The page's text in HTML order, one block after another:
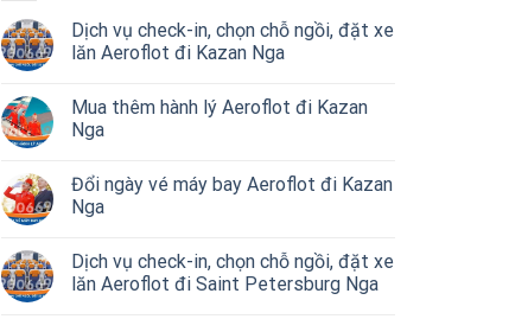
Dịch vụ check-in, chọn chỗ ngồi, đặt xe
lăn Aeroflot đi Kazan Nga
Mua thêm hành lý Aeroflot đi Kazan
Nga
Đổi ngày vé máy bay Aeroflot đi Kazan
Nga
Dịch vụ check-in, chọn chỗ ngồi, đặt xe
lăn Aeroflot đi Saint Petersburg Nga